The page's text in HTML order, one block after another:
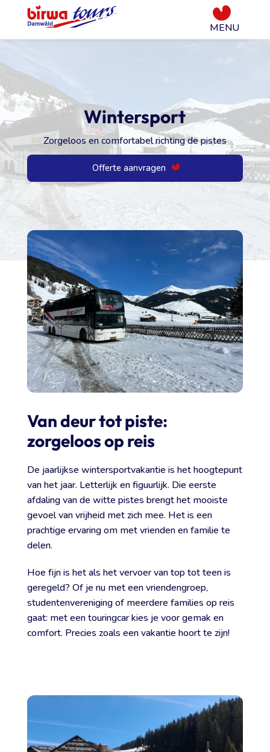
Wintersport
Zorgeloos en comfortabel richting de pistes
Offerte aanvragen
Van deur tot piste:
zorgeloos op reis
De jaarlijkse wintersportvakantie is het hoogtepunt
van het jaar. Letterlijk en figuurlijk. Die eerste
afdaling van de witte pistes brengt het mooiste
gevoel van vrijheid met zich mee. Het is een
prachtige ervaring om met vrienden en familie te
delen.
Hoe fijn is het als het vervoer van top tot teen is
geregeld? Of je nu met een vriendengroep,
studentenvereniging of meerdere families op reis
gaat: met een touringcar kies je voor gemak en
comfort. Precies zoals een vakantie hoort te zijn!